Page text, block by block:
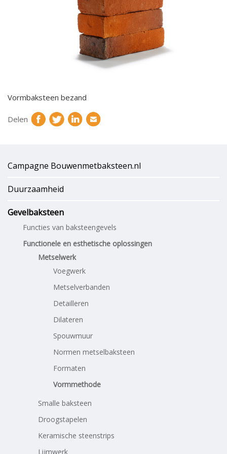
Campagne Bouwenmetbaksteen.nl
Duurzaamheid
Gevelbaksteen
Functies van baksteengevels
Functionele en esthetische oplossingen
Metselwerk
Voegwerk
Metselverbanden
Detailleren
Dilateren
Spouwmuur
Normen metselbaksteen
Formaten
Vormmethode
Smalle baksteen
Droogstapelen
Keramische steenstrips
Lijmwerk
Vormbaksteen bezand
Delen